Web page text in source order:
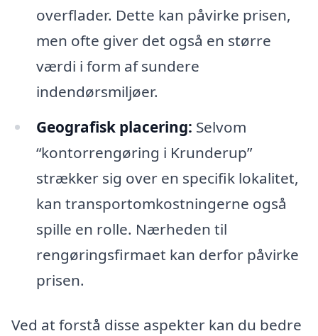
overflader. Dette kan påvirke prisen,
men ofte giver det også en større
værdi i form af sundere
indendørsmiljøer.
Geografisk placering: Selvom
“kontorrengøring i Krunderup”
strækker sig over en specifik lokalitet,
kan transportomkostningerne også
spille en rolle. Nærheden til
rengøringsfirmaet kan derfor påvirke
prisen.
Ved at forstå disse aspekter kan du bedre